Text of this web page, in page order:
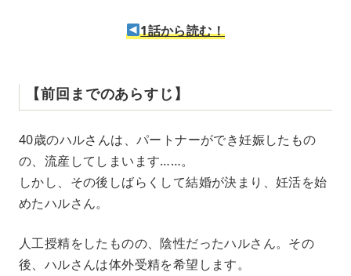
1話から読む！
【前回までのあらすじ】
40歳のハルさんは、パートナーができ妊娠したもの
の、流産してしまいます……。
しかし、その後しばらくして結婚が決まり、妊活を始
めたハルさん。
人工授精をしたものの、陰性だったハルさん。その
後、ハルさんは体外受精を希望します。